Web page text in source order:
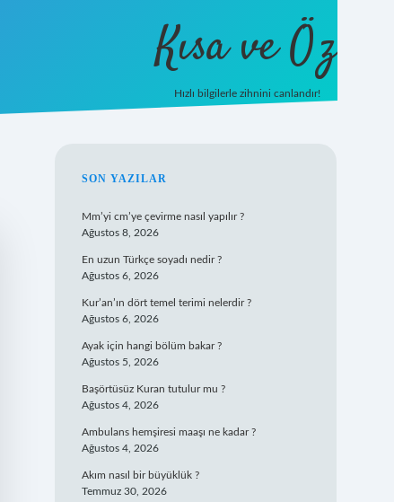
Kısa ve Öz
Hızlı bilgilerle zihnini canlandır!
SIDEBAR
SON YAZILAR
Mm’yi cm’ye çevirme nasıl yapılır ?
Ağustos 8, 2026
En uzun Türkçe soyadı nedir ?
Ağustos 6, 2026
Kur’an’ın dört temel terimi nelerdir ?
Ağustos 6, 2026
Ayak için hangi bölüm bakar ?
Ağustos 5, 2026
Başörtüsüz Kuran tutulur mu ?
Ağustos 4, 2026
Ambulans hemşiresi maaşı ne kadar ?
Ağustos 4, 2026
Akım nasıl bir büyüklük ?
Temmuz 30, 2026